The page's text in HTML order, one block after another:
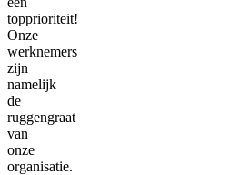
topprioriteit!
Onze
werknemers
zijn
namelijk
de
ruggengraat
van
onze
organisatie.